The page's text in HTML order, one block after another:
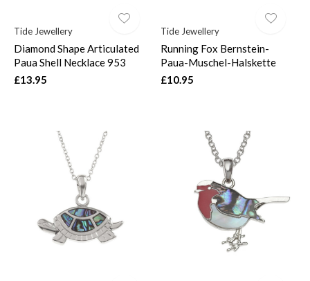
Tide Jewellery
Diamond Shape Articulated
Paua Shell Necklace 953
£13.95
Tide Jewellery
Running Fox Bernstein-
Paua-Muschel-Halskette
£10.95